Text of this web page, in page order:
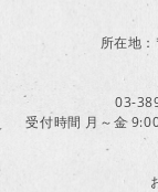
所在地
03-
受付時間 月～金